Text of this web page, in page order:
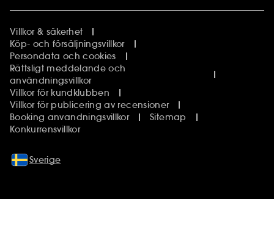
Villkor & säkerhet
Köp- och försäljningsvillkor
Persondata och cookies
Rättsligt meddelande och
användningsvillkor
Villkor för kundklubben
Villkor för publicering av recensioner
Booking anvandningsvillkor
Sitemap
Konkurrensvillkor
Sverige